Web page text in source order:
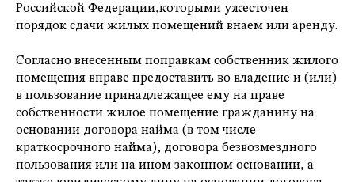
Российской Федерации,которыми ужесточен
порядок сдачи жилых помещений внаем или аренду.
Согласно внесенным поправкам собственник жилого
помещения вправе предоставить во владение и (или)
в пользование принадлежащее ему на праве
собственности жилое помещение гражданину на
основании договора найма (в том числе
краткосрочного найма), договора безвозмездного
пользования или на ином законном основании, а